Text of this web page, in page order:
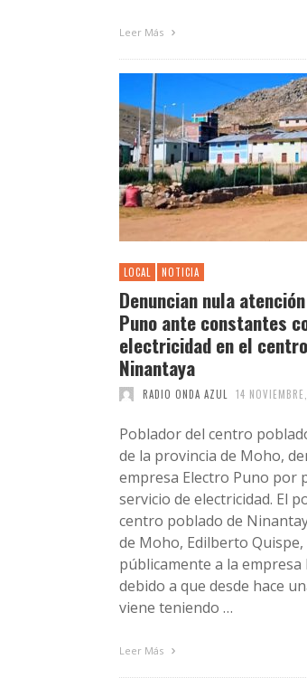
Leer Más
LOCAL NOTICIA
Denuncian nula
Puno ante constantes
electricidad en el
Ninantaya
RADIO ONDA AZUL 14
Poblador del centro
de la provincia de Moho,
empresa Electro Puno por
servicio de electricidad. El
centro poblado de
de Moho, Edilberto
públicamente a la empresa
debido a que desde hace
viene teniendo …
Leer Más